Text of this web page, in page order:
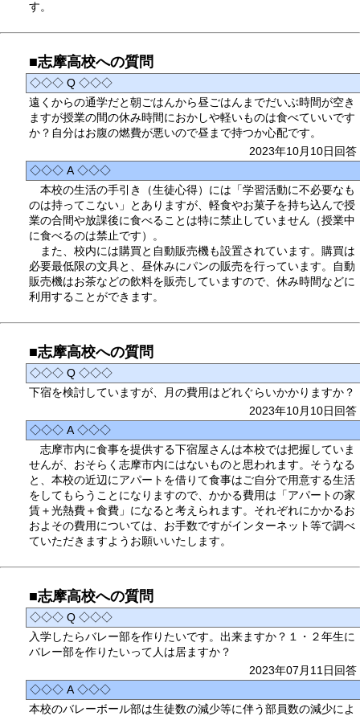
す。
■志摩高校への質問
◇◇◇ Q ◇◇◇
遠くからの通学だと朝ごはんから昼ごはんまでだいぶ時間が空き
ますが授業の間の休み時間におかしや軽いものは食べていいです
か？自分はお腹の燃費が悪いので昼まで持つか心配です。
2023年10月10日回答
◇◇◇ A ◇◇◇
本校の生活の手引き（生徒心得）には「学習活動に不必要なも
のは持ってこない」とありますが、軽食やお菓子を持ち込んで授
業の合間や放課後に食べることは特に禁止していません（授業中
に食べるのは禁止です）。
また、校内には購買と自動販売機も設置されています。購買は
必要最低限の文具と、昼休みにパンの販売を行っています。自動
販売機はお茶などの飲料を販売していますので、休み時間などに
利用することができます。
■志摩高校への質問
◇◇◇ Q ◇◇◇
下宿を検討していますが、月の費用はどれぐらいかかりますか？
2023年10月10日回答
◇◇◇ A ◇◇◇
志摩市内に食事を提供する下宿屋さんは本校では把握していま
せんが、おそらく志摩市内にはないものと思われます。そうなる
と、本校の近辺にアパートを借りて食事はご自分で用意する生活
をしてもらうことになりますので、かかる費用は「アパートの家
賃＋光熱費＋食費」になると考えられます。それぞれにかかるお
およその費用については、お手数ですがインターネット等で調べ
ていただきますようお願いいたします。
■志摩高校への質問
◇◇◇ Q ◇◇◇
入学したらバレー部を作りたいです。出来ますか？１・２年生に
バレー部を作りたいって人は居ますか？
2023年07月11日回答
◇◇◇ A ◇◇◇
本校のバレーボール部は生徒数の減少等に伴う部員数の減少によ